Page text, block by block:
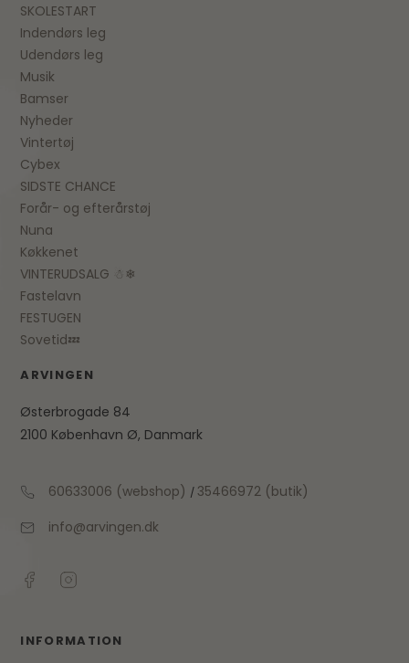
SKOLESTART
Indendørs leg
Udendørs leg
Musik
Bamser
Nyheder
Vintertøj
Cybex
SIDSTE CHANCE
Forår- og efterårstøj
Nuna
Køkkenet
VINTERUDSALG ☃❄
Fastelavn
FESTUGEN
Sovetid💤
ARVINGEN
Østerbrogade 84
2100 København Ø, Danmark
60633006 (webshop) / 35466972 (butik)
info@arvingen.dk
INFORMATION